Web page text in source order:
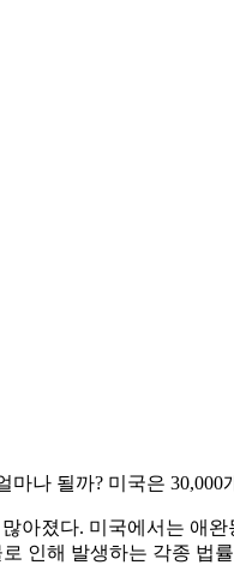
나 될까? 미국은 30,000
아졌다. 미국에서는 애
인해 발생하는 각종 법